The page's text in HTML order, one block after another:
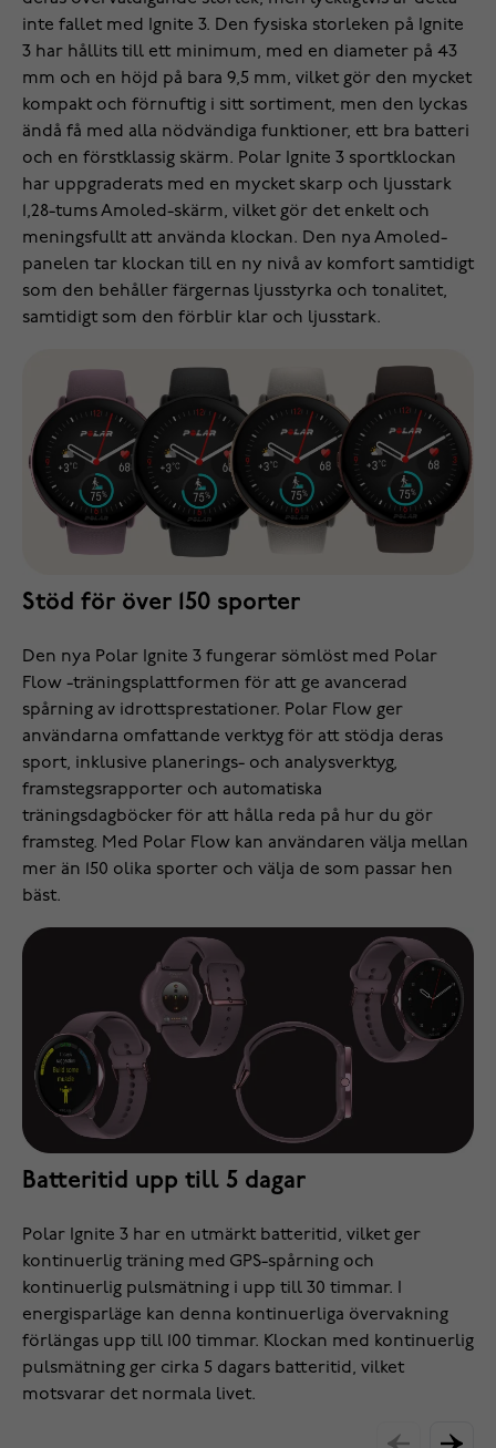
inte fallet med Ignite 3. Den fysiska storleken på Ignite
3 har hållits till ett minimum, med en diameter på 43
mm och en höjd på bara 9,5 mm, vilket gör den mycket
kompakt och förnuftig i sitt sortiment, men den lyckas
ändå få med alla nödvändiga funktioner, ett bra batteri
och en förstklassig skärm. Polar Ignite 3 sportklockan
har uppgraderats med en mycket skarp och ljusstark
1,28-tums Amoled-skärm, vilket gör det enkelt och
meningsfullt att använda klockan. Den nya Amoled-
panelen tar klockan till en ny nivå av komfort samtidigt
som den behåller färgernas ljusstyrka och tonalitet,
samtidigt som den förblir klar och ljusstark.
Stöd för över 150 sporter
Den nya Polar Ignite 3 fungerar sömlöst med Polar
Flow -träningsplattformen för att ge avancerad
spårning av idrottsprestationer. Polar Flow ger
användarna omfattande verktyg för att stödja deras
sport, inklusive planerings- och analysverktyg,
framstegsrapporter och automatiska
träningsdagböcker för att hålla reda på hur du gör
framsteg. Med Polar Flow kan användaren välja mellan
mer än 150 olika sporter och välja de som passar hen
bäst.
Batteritid upp till 5 dagar
Polar Ignite 3 har en utmärkt batteritid, vilket ger
kontinuerlig träning med GPS-spårning och
kontinuerlig pulsmätning i upp till 30 timmar. I
energisparläge kan denna kontinuerliga övervakning
förlängas upp till 100 timmar. Klockan med kontinuerlig
pulsmätning ger cirka 5 dagars batteritid, vilket
motsvarar det normala livet.